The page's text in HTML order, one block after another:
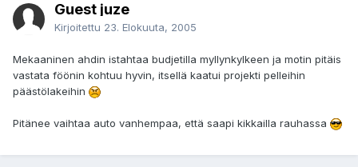
Guest juze
Kirjoitettu 23. Elokuuta, 2005
Mekaaninen ahdin istahtaa budjetilla myllynkylkeen ja motin pitäis
vastata föönin kohtuu hyvin, itsellä kaatui projekti pelleihin
päästölakeihin
Pitänee vaihtaa auto vanhempaa, että saapi kikkailla rauhassa